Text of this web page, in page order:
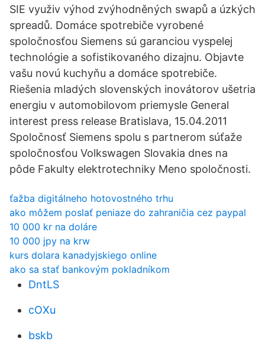
SIE využiv výhod zvýhodněných swapů a úzkých
spreadů. Domáce spotrebiče vyrobené
spoločnosťou Siemens sú garanciou vyspelej
technológie a sofistikovaného dizajnu. Objavte
vašu novú kuchyňu a domáce spotrebiče.
Riešenia mladých slovenských inovátorov ušetria
energiu v automobilovom priemysle General
interest press release Bratislava, 15.04.2011
Spoločnosť Siemens spolu s partnerom súťaže
spoločnosťou Volkswagen Slovakia dnes na
pôde Fakulty elektrotechniky Meno spoločnosti.
ťažba digitálneho hotovostného trhu
ako môžem poslať peniaze do zahraničia cez paypal
10 000 kr na doláre
10 000 jpy na krw
kurs dolara kanadyjskiego online
ako sa stať bankovým pokladníkom
DntLS
cOXu
bskb